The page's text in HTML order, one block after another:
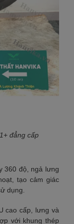
đẳng cấp
360 độ, ngả lưng
tạo cảm giác
dụng.
cao cấp, lưng và
với khung thép